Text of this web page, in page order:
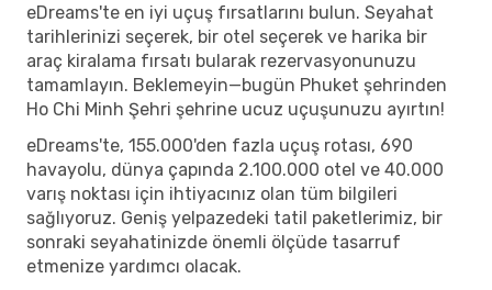
eDreams'te en iyi uçuş fırsatlarını bulun. Seyahat
tarihlerinizi seçerek, bir otel seçerek ve harika bir
araç kiralama fırsatı bularak rezervasyonunuzu
tamamlayın. Beklemeyin—bugün Phuket şehrinden
Ho Chi Minh Şehri şehrine ucuz uçuşunuzu ayırtın!
eDreams'te, 155.000'den fazla uçuş rotası, 690
havayolu, dünya çapında 2.100.000 otel ve 40.000
varış noktası için ihtiyacınız olan tüm bilgileri
sağlıyoruz. Geniş yelpazedeki tatil paketlerimiz, bir
sonraki seyahatinizde önemli ölçüde tasarruf
etmenize yardımcı olacak.